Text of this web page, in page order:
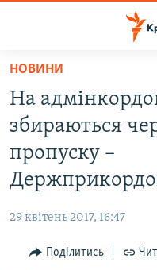
Перейти
основного
матеріалу
Перейти
до
основної
Перейти
пошуку
ВОДА.КРИМ
ВІДЕО ТА ФОТО
ПОЛІТИКА
ІНТЕРВ'Ю
НОВИНИ
На
збираються
пропуску –
29 квітень 2017, 16:47
Поділитись